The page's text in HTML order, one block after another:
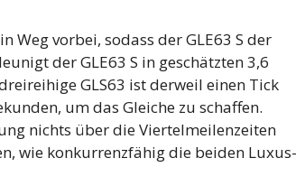
Weg vorbei, sodass der GLE63 S der
der GLE63 S in geschätzten 3,6
GLS63 ist derweil einen Tick
um das Gleiche zu schaffen.
nichts über die Viertelmeilenzeiten
wie konkurrenzfähig die beiden Luxus-